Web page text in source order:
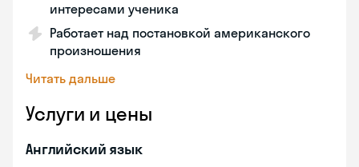
интересами ученика
Работает над постановкой американского
произношения
Читать дальше
Услуги и цены
Английский язык